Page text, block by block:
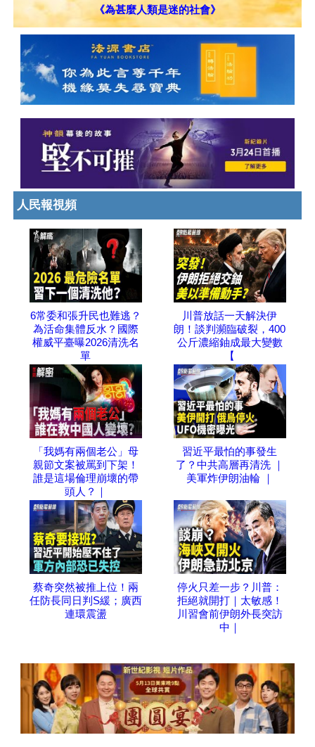
《為甚麼人類是迷的社會》
人民報視頻
6常委和張升民也難逃？
為活命集體反水？國際
權威平臺曝2026清洗名
單
川普放話一天解決伊
朗！談判瀕臨破裂，400
公斤濃縮鈾成最大變數
【
「我媽有兩個老公」母
親節文案被罵到下架！
誰是這場倫理崩壞的帶
頭人？｜
習近平最怕的事發生
了？中共高層再清洗 ｜
美軍炸伊朗油輪 ｜
蔡奇突然被推上位！兩
任防長同日判S緩；廣西
連環震盪
停火只差一步？川普：
拒絕就開打｜太敏感！
川習會前伊朗外長突訪
中｜